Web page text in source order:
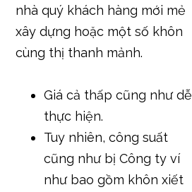
nhà quý khách hàng mới mẻ
xây dựng hoặc một số khôn
cùng thị thanh mảnh.
Giá cả thấp cũng như dễ
thực hiện.
Tuy nhiên, công suất
cũng như bị Công ty ví
như bao gồm khôn xiết